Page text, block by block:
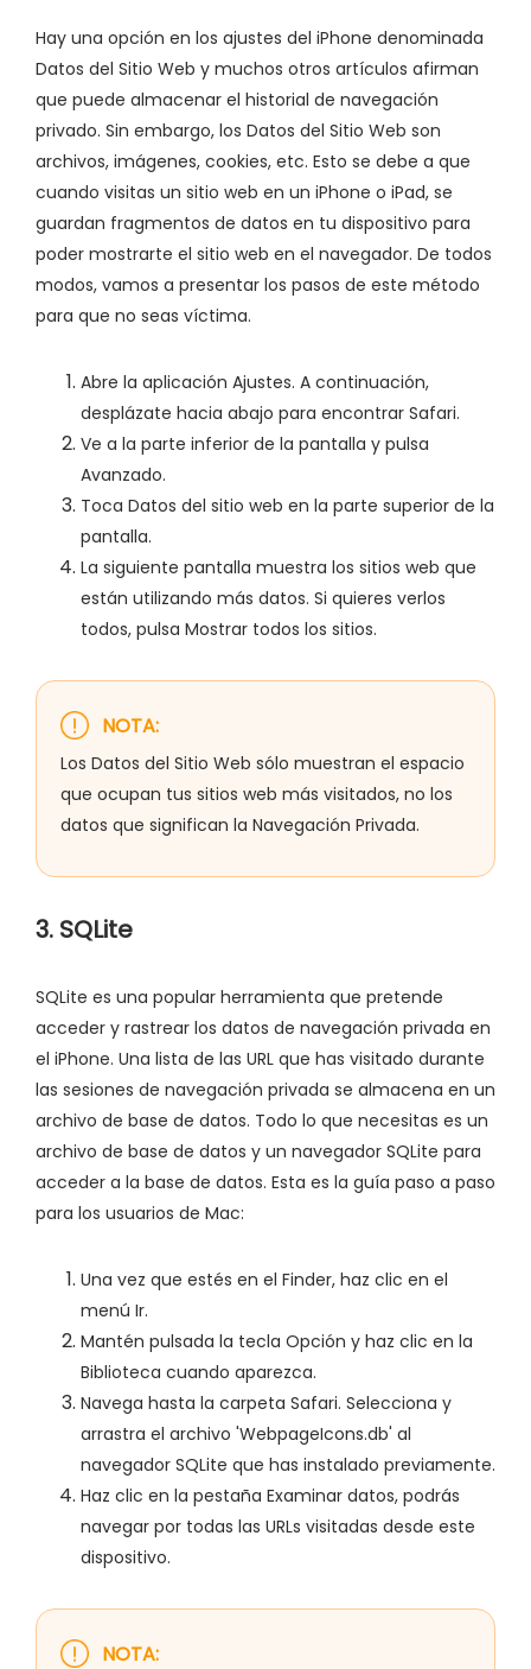
Hay una opción en los ajustes del iPhone denominada
Datos del Sitio Web y muchos otros artículos afirman
que puede almacenar el historial de navegación
privado. Sin embargo, los Datos del Sitio Web son
archivos, imágenes, cookies, etc. Esto se debe a que
cuando visitas un sitio web en un iPhone o iPad, se
guardan fragmentos de datos en tu dispositivo para
poder mostrarte el sitio web en el navegador. De todos
modos, vamos a presentar los pasos de este método
para que no seas víctima.
Abre la aplicación Ajustes. A continuación,
desplázate hacia abajo para encontrar Safari.
Ve a la parte inferior de la pantalla y pulsa
Avanzado.
Toca Datos del sitio web en la parte superior de la
pantalla.
La siguiente pantalla muestra los sitios web que
están utilizando más datos. Si quieres verlos
todos, pulsa Mostrar todos los sitios.
NOTA:
Los Datos del Sitio Web sólo muestran el espacio
que ocupan tus sitios web más visitados, no los
datos que significan la Navegación Privada.
3. SQLite
SQLite es una popular herramienta que pretende
acceder y rastrear los datos de navegación privada en
el iPhone. Una lista de las URL que has visitado durante
las sesiones de navegación privada se almacena en un
archivo de base de datos. Todo lo que necesitas es un
archivo de base de datos y un navegador SQLite para
acceder a la base de datos. Esta es la guía paso a paso
para los usuarios de Mac:
Una vez que estés en el Finder, haz clic en el
menú Ir.
Mantén pulsada la tecla Opción y haz clic en la
Biblioteca cuando aparezca.
Navega hasta la carpeta Safari. Selecciona y
arrastra el archivo 'WebpageIcons.db' al
navegador SQLite que has instalado previamente.
Haz clic en la pestaña Examinar datos, podrás
navegar por todas las URLs visitadas desde este
dispositivo.
NOTA: